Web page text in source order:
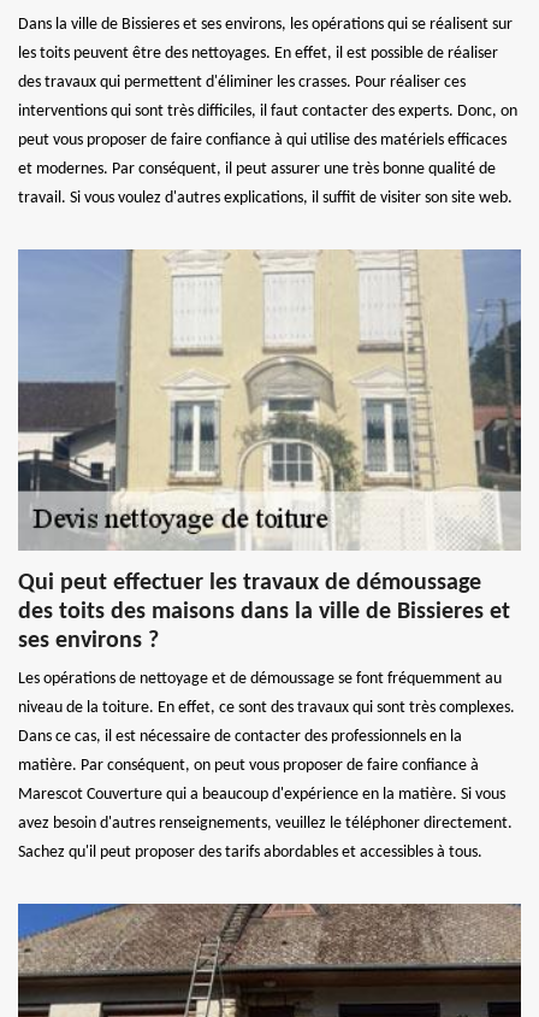
Dans la ville de Bissieres et ses environs, les opérations qui se réalisent sur
les toits peuvent être des nettoyages. En effet, il est possible de réaliser
des travaux qui permettent d'éliminer les crasses. Pour réaliser ces
interventions qui sont très difficiles, il faut contacter des experts. Donc, on
peut vous proposer de faire confiance à qui utilise des matériels efficaces
et modernes. Par conséquent, il peut assurer une très bonne qualité de
travail. Si vous voulez d'autres explications, il suffit de visiter son site web.
Qui peut effectuer les travaux de démoussage
des toits des maisons dans la ville de Bissieres et
ses environs ?
Les opérations de nettoyage et de démoussage se font fréquemment au
niveau de la toiture. En effet, ce sont des travaux qui sont très complexes.
Dans ce cas, il est nécessaire de contacter des professionnels en la
matière. Par conséquent, on peut vous proposer de faire confiance à
Marescot Couverture qui a beaucoup d'expérience en la matière. Si vous
avez besoin d'autres renseignements, veuillez le téléphoner directement.
Sachez qu'il peut proposer des tarifs abordables et accessibles à tous.